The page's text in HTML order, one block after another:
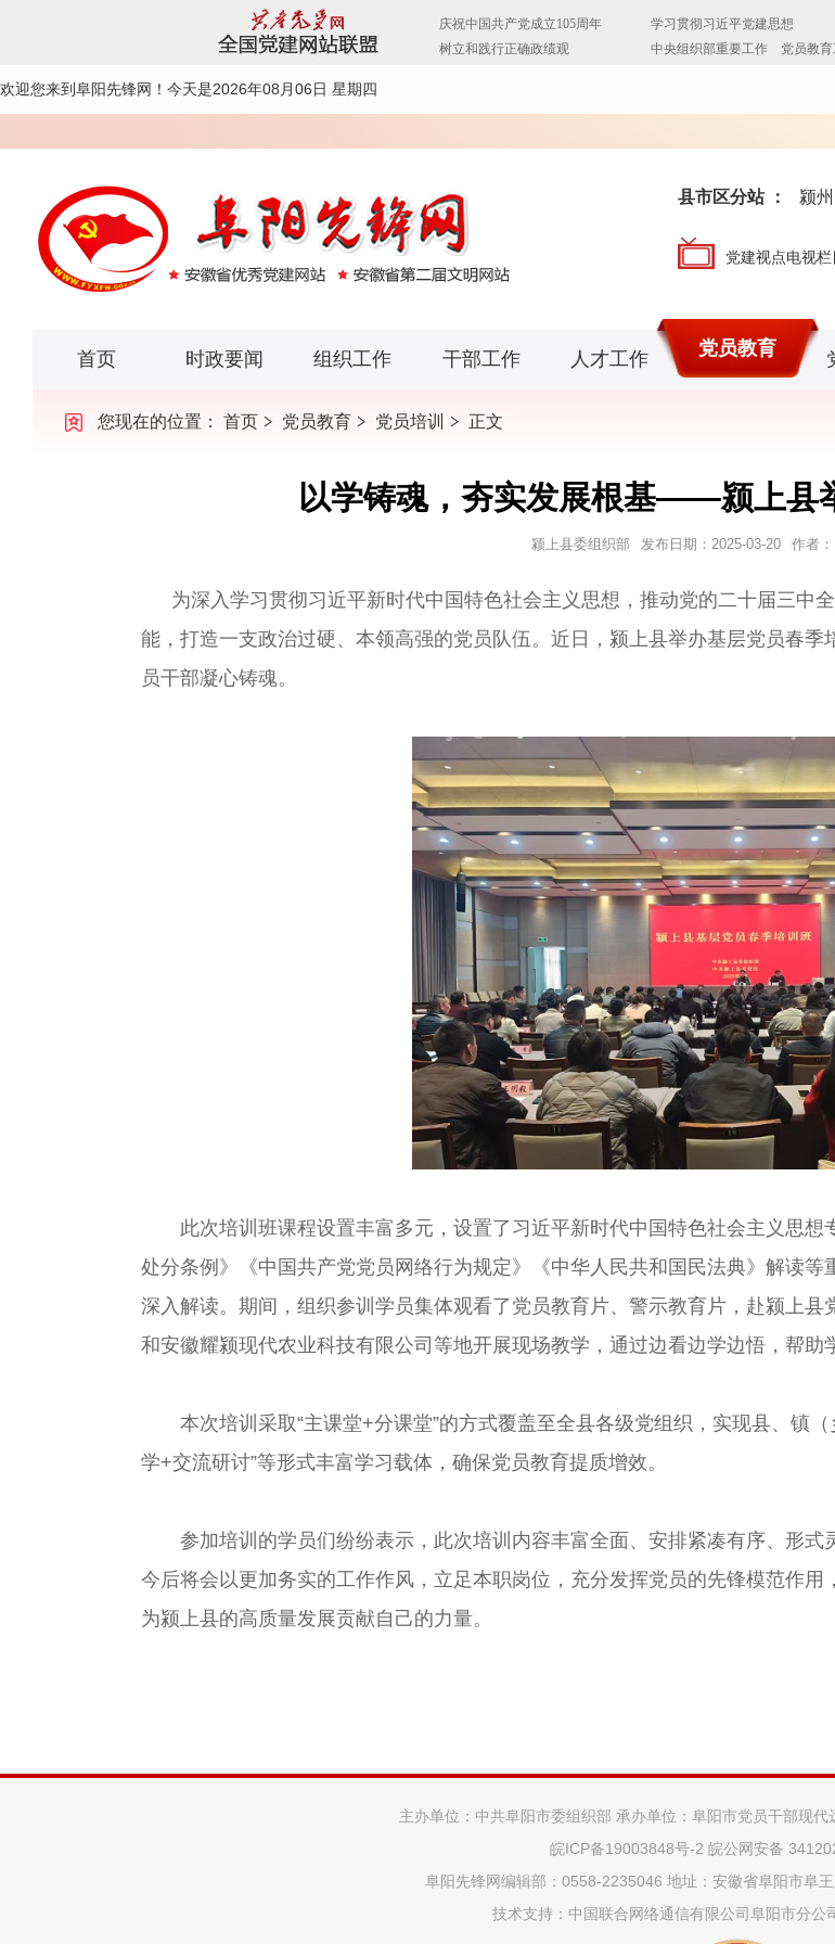
欢迎您来到阜阳先锋网！ 今天是2026年08月06日 星期四
县市区分站 ： 颍州
党建视点电视栏
首页 时政要闻 组织工作 干部工作 人才工作 党员教育
您现在的位置： 首页 党员教育 党员培训 正文
以学铸魂，夯实发展根基——颍上县
颍上县委组织部 发布日期： 2025-03-20 作者：
为深入学习贯彻习近平新时代中国特色社会主义思想，推动党的二十届三中
能，打造一支政治过硬、本领高强的党员队伍。近日，颍上县举办基层党员春季
员干部凝心铸魂。
此次培训班课程设置丰富多元，设置了习近平新时代中国特色社会主义思想
处分条例》《中国共产党党员网络行为规定》《中华人民共和国民法典》解读
深入解读。期间，组织参训学员集体观看了党员教育片、警示教育片，赴颍上
和安徽耀颍现代农业科技有限公司等地开展现场教学，通过边看边学边悟，帮助
本次培训采取“主课堂+分课堂”的方式覆盖至全县各级党组织，实现县、镇（
学+交流研讨”等形式丰富学习载体，确保党员教育提质增效。
参加培训的学员们纷纷表示，此次培训内容丰富全面、安排紧凑有序、形式
今后将会以更加务实的工作作风，立足本职岗位，充分发挥党员的先锋模范作
为颍上县的高质量发展贡献自己的力量。
主办单位：中共阜阳市委组织部 承办单位：阜阳市党员干部现
皖ICP备19003848号-2 皖公网安备
阜阳先锋网编辑部：0558-2235046 地址：安徽省阜阳市阜
技术支持：中国联合网络通信有限公司阜阳市分公